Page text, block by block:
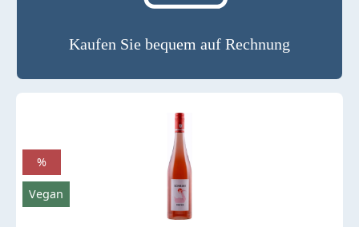
Kaufen Sie bequem auf Rechnung
%
Vegan